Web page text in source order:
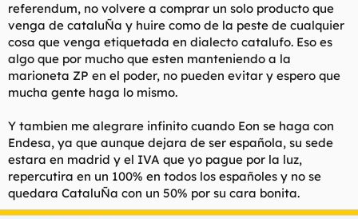
referendum, no volvere a comprar un solo producto que
venga de cataluÑa y huire como de la peste de cualquier
cosa que venga etiquetada en dialecto catalufo. Eso es
algo que por mucho que esten manteniendo a la
marioneta ZP en el poder, no pueden evitar y espero que
mucha gente haga lo mismo.
Y tambien me alegrare infinito cuando Eon se haga con
Endesa, ya que aunque dejara de ser española, su sede
estara en madrid y el IVA que yo pague por la luz,
repercutira en un 100% en todos los españoles y no se
quedara CataluÑa con un 50% por su cara bonita.